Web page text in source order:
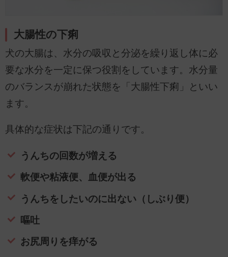
大腸性の下痢
犬の大腸は、水分の吸収と分泌を繰り返し体に必
要な水分を一定に保つ役割をしています。水分量
のバランスが崩れた状態を「大腸性下痢」といい
ます。
具体的な症状は下記の通りです。
うんちの回数が増える
軟便や粘液便、血便が出る
うんちをしたいのに出ない（しぶり便）
嘔吐
お尻周りを痒がる